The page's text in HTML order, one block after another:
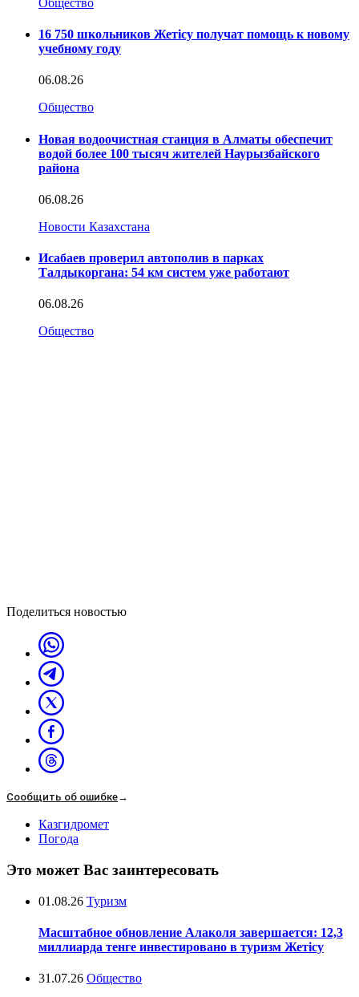
16 750 школьников Жетісу получат помощь к новому
учебному году
06.08.26
Общество
Новая водоочистная станция в Алматы обеспечит
водой более 100 тысяч жителей Наурызбайского
района
06.08.26
Новости Казахстана
Исабаев проверил автополив в парках
Талдыкоргана: 54 км систем уже работают
06.08.26
Общество
Поделиться новостью
Сообщить об ошибке→
Казгидромет
Погода
Это может Вас заинтересовать
01.08.26 Туризм
Масштабное обновление Алаколя завершается: 12,3
миллиарда тенге инвестировано в туризм Жетісу
31.07.26 Общество